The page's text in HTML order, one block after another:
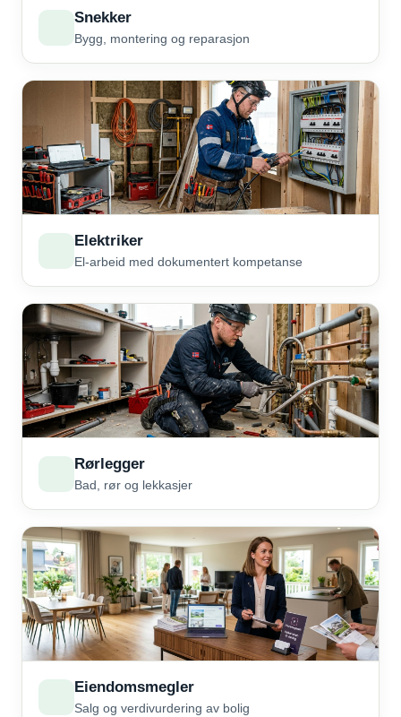
Snekker
Bygg, montering og reparasjon
Elektriker
El-arbeid med dokumentert kompetanse
Rørlegger
Bad, rør og lekkasjer
Eiendomsmegler
Salg og verdivurdering av bolig